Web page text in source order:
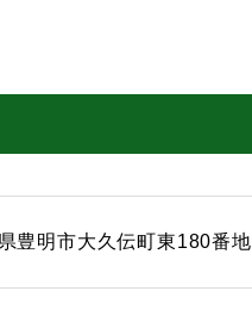
豊明市大久伝町東180番地